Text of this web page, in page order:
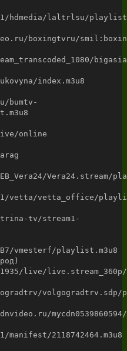
hdmedia/laltrlsu/
boxingtvru/
index.m3u8
bumtv-
online
Vera24.stream/
vetta/vetta_office/
tv/stream1-
vmesterf/playlist.m3u8
live/
volgogradtrv.sdp/
2118742464.m3u8